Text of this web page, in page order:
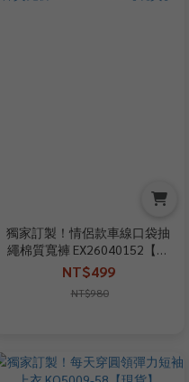
獨家訂製！情侶款車線口袋抽
繩棉質寬褲 EX26040152【現
貨】
NT$499
NT$980